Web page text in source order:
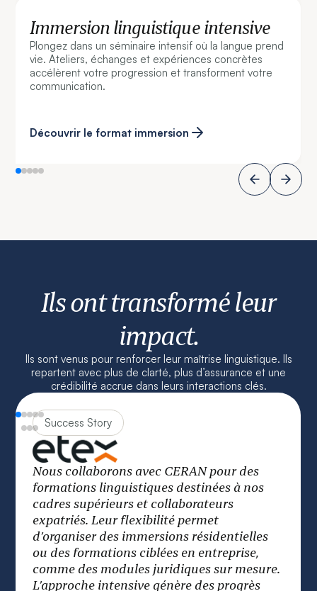
Immersion linguistique intensive
Plongez dans un séminaire intensif où la langue prend
vie. Ateliers, échanges et expériences concrètes
accélèrent votre progression et transforment votre
communication.
Découvrir le format immersion
Ils ont transformé leur
impact.
Ils sont venus pour renforcer leur maîtrise linguistique. Ils
repartent avec plus de clarté, plus d’assurance et une
crédibilité accrue dans leurs interactions clés.
Success Story
CERAN, c’est l’école qui vous permet de
viser haut et d’y arriver.